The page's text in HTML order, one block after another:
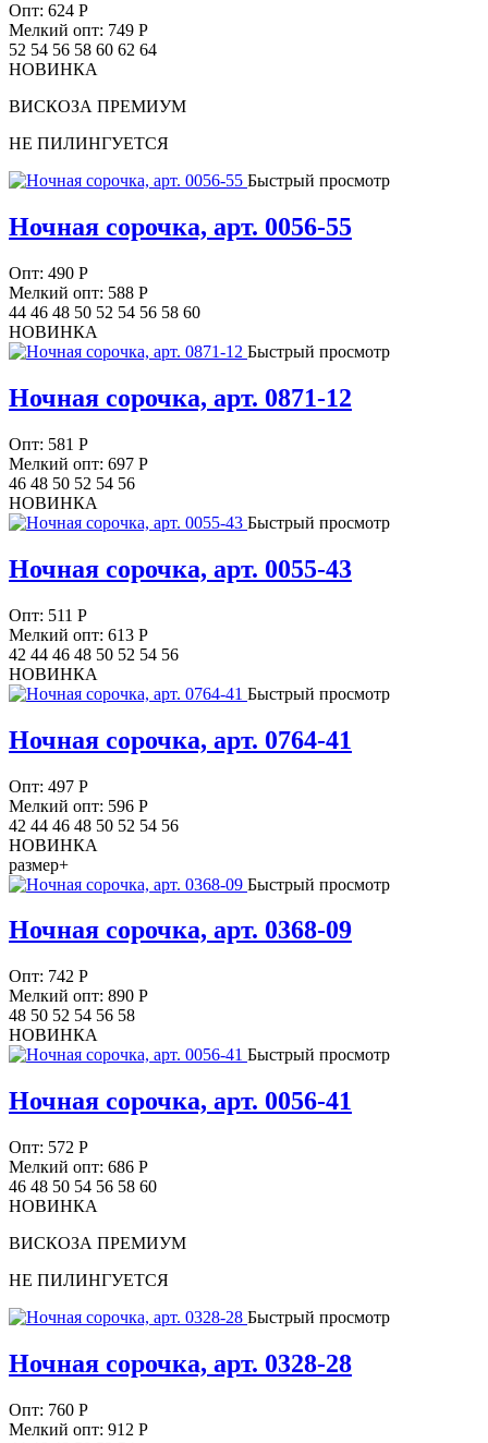
Опт: 624 Р
Мелкий опт: 749 Р
52 54 56 58 60 62 64
НОВИНКА
ВИСКОЗА ПРЕМИУМ
НЕ ПИЛИНГУЕТСЯ
Быстрый просмотр
Ночная сорочка, арт. 0056-55
Опт: 490 Р
Мелкий опт: 588 Р
44 46 48 50 52 54 56 58 60
НОВИНКА
Быстрый просмотр
Ночная сорочка, арт. 0871-12
Опт: 581 Р
Мелкий опт: 697 Р
46 48 50 52 54 56
НОВИНКА
Быстрый просмотр
Ночная сорочка, арт. 0055-43
Опт: 511 Р
Мелкий опт: 613 Р
42 44 46 48 50 52 54 56
НОВИНКА
Быстрый просмотр
Ночная сорочка, арт. 0764-41
Опт: 497 Р
Мелкий опт: 596 Р
42 44 46 48 50 52 54 56
НОВИНКА
размер+
Быстрый просмотр
Ночная сорочка, арт. 0368-09
Опт: 742 Р
Мелкий опт: 890 Р
48 50 52 54 56 58
НОВИНКА
Быстрый просмотр
Ночная сорочка, арт. 0056-41
Опт: 572 Р
Мелкий опт: 686 Р
46 48 50 54 56 58 60
НОВИНКА
ВИСКОЗА ПРЕМИУМ
НЕ ПИЛИНГУЕТСЯ
Быстрый просмотр
Ночная сорочка, арт. 0328-28
Опт: 760 Р
Мелкий опт: 912 Р